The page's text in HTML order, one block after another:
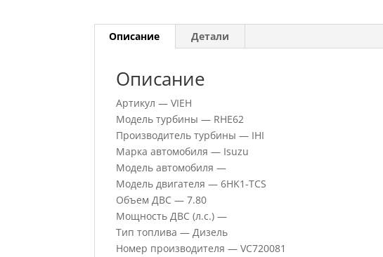
Описание Детали
Описание
Артикул — VIEH
Модель турбины — RHE62
Производитель турбины — IHI
Марка автомобиля — Isuzu
Модель автомобиля —
Модель двигателя — 6HK1-TCS
Объем ДВС — 7.80
Мощность ДВС (л.с.) —
Тип топлива — Дизель
Номер производителя — VC720081